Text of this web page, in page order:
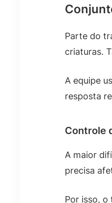
Parte do
criaturas.
A equipe
resposta
Controle
A maior
precisa
Por isso,